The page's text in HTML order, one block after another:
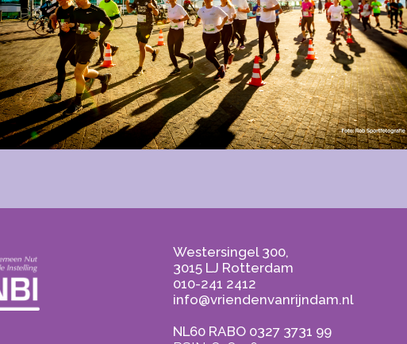
Westersingel 300,
3015 LJ Rotterdam
010-241 2412
info@vriendenvanrijndam.nl
NL60 RABO 0327 3731 99